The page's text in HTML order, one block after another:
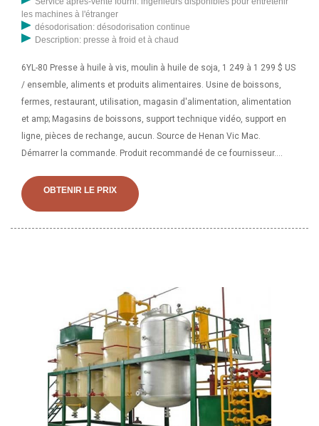
les machines à l'étranger
désodorisation: désodorisation continue
Description: presse à froid et à chaud
6YL-80 Presse à huile à vis, moulin à huile de soja, 1 249 à 1 299 $ US
/ ensemble, aliments et produits alimentaires. Usine de boissons,
fermes, restaurant, utilisation, magasin d'alimentation, alimentation
et amp; Magasins de boissons, support technique vidéo, support en
ligne, pièces de rechange, aucun. Source de Henan Vic Mac.
Démarrer la commande. Produit recommandé de ce fournisseur.
huiles de boues. Prix FOB de Référence: 5 000,-60 000,00 $US /
ensemble. Min. Commande : 1 jeu. Méthode : Traitement physique.
OBTENIR LE PRIX